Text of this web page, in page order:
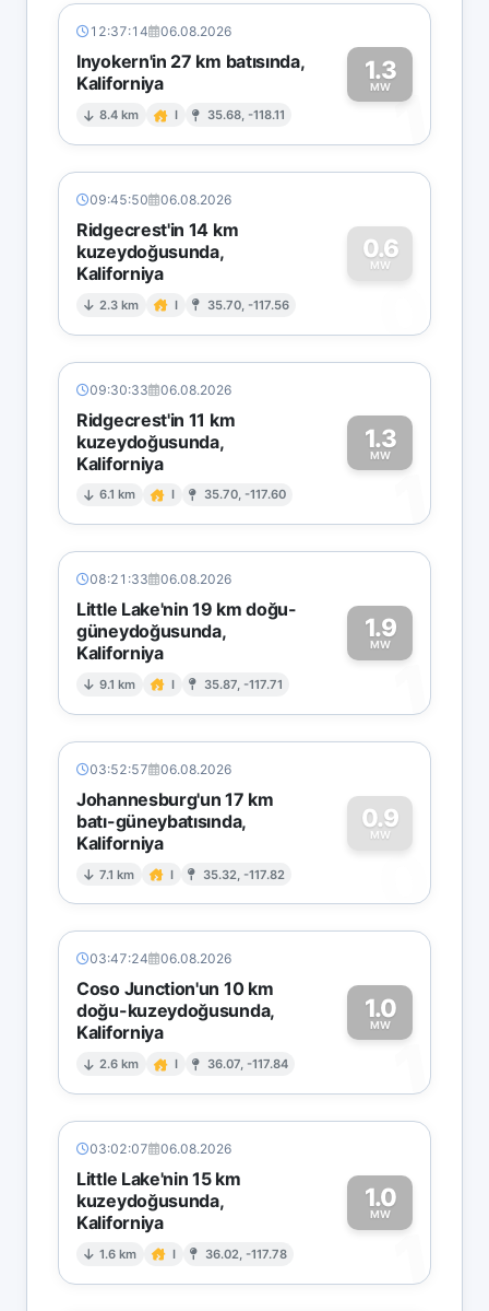
12:37:14 06.08.2026
Inyokern'in 27 km batısında,
Kaliforniya
8.4 km I 35.68, -118.11
1.3
MW1
09:45:50 06.08.2026
Ridgecrest'in 14 km
kuzeydoğusunda,
Kaliforniya
2.3 km I 35.70, -117.56
0.6
MW
0
09:30:33 06.08.2026
Ridgecrest'in 11 km
kuzeydoğusunda,
Kaliforniya
6.1 km I 35.70, -117.60
1.3
MW
1
08:21:33 06.08.2026
Little Lake'nin 19 km doğu-
güneydoğusunda,
Kaliforniya
9.1 km I 35.87, -117.71
1.9
MW
1
03:52:57 06.08.2026
Johannesburg'un 17 km
batı-güneybatısında,
Kaliforniya
7.1 km I 35.32, -117.82
0.9
MW
0
03:47:24 06.08.2026
Coso Junction'un 10 km
doğu-kuzeydoğusunda,
Kaliforniya
2.6 km I 36.07, -117.84
1.0
MW
1
03:02:07 06.08.2026
Little Lake'nin 15 km
kuzeydoğusunda,
Kaliforniya
1.6 km I 36.02, -117.78
1.0
MW
1